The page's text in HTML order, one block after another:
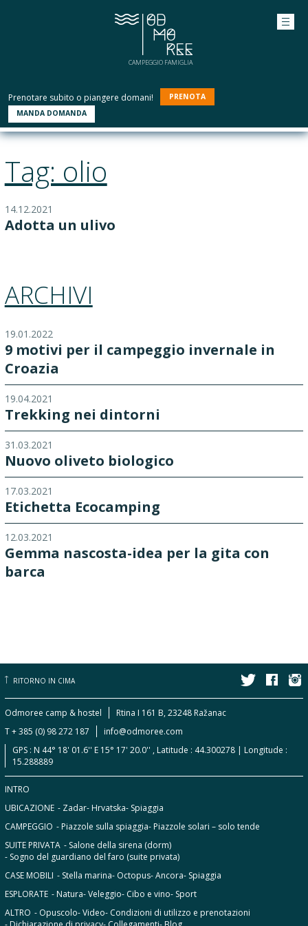
CAMPEGGIO FAMIGLIA
Prenotare subito o piangere domani!
PRENOTA
MANDA DOMANDA
Tag: olio
14.12.2021
Adotta un ulivo
ARCHIVI
19.01.2022
9 motivi per il campeggio invernale in
Croazia
19.04.2021
Trekking nei dintorni
31.03.2021
Nuovo oliveto biologico
17.03.2021
Etichetta Ecocamping
12.03.2021
Gemma nascosta-idea per la gita con
barca
RITORNO IN CIMA
Odmoree camp & hostel
Rtina I 161 B, 23248 Ražanac
T + 385 (0) 98 272 187
info@odmoree.com
GPS : N 44° 18' 01.6'' E 15° 17' 20.0'' , Latitude : 44.300278 | Longitude :
15.288889
INTRO
UBICAZIONE - Zadar- Hrvatska- Spiaggia
CAMPEGGIO - Piazzole sulla spiaggia- Piazzole solari – solo tende
SUITE PRIVATA - Salone della sirena (dorm)
- Sogno del guardiano del faro (suite privata)
CASE MOBILI - Stella marina- Octopus- Ancora- Spiaggia
ESPLORATE - Natura- Veleggio- Cibo e vino- Sport
ALTRO - Opuscolo- Video- Condizioni di utilizzo e prenotazioni